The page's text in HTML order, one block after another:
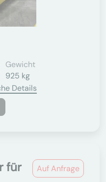
Gewicht
925 kg
Details
Auf Anfrage
für